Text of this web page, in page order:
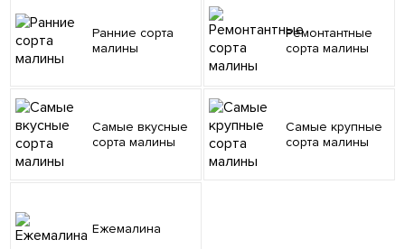
Ранние сорта
малины
Ремонтантные
сорта малины
Самые вкусные
сорта малины
Самые крупные
сорта малины
Ежемалина